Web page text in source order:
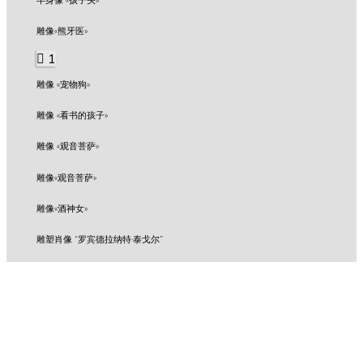
雕像«熊牙医»
1
雕像 «宠物狗»
雕像 «看书的孩子»
雕像 «观音菩萨»
雕像«观音菩萨»
雕像«酒神女»
雕塑肖像 “罗宾德拉纳特·泰戈尔”